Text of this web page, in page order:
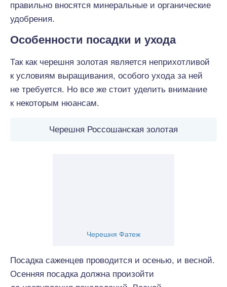
правильно вносятся минеральные и органические
удобрения.
Особенности посадки и ухода
Так как черешня золотая является неприхотливой
к условиям выращивания, особого ухода за ней
не требуется. Но все же стоит уделить внимание
к некоторым нюансам.
Черешня Россошанская золотая
Черешня Фатеж
Посадка саженцев проводится и осенью, и весной.
Осенняя посадка должна произойти